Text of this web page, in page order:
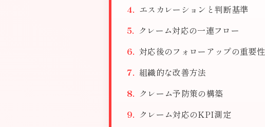
エスカレーションと判断基準
クレーム対応の一連フロー
対応後のフォローアップの重要性
組織的な改善方法
クレーム予防策の構築
クレーム対応のKPI測定